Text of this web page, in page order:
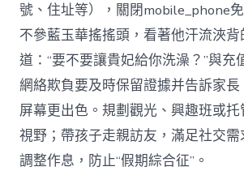
號、住址等），關閉mobile_phone
不參藍玉華搖搖頭，看著他汗流浹背
道：“要不要讓貴妃給你洗澡？”與充
網絡欺負要及時保留證據并告訴家
屏幕更出色。規劃觀光、興趣班或
視野；帶孩子走親訪友，滿足社交需
調整作息，防止“假期綜合征”。